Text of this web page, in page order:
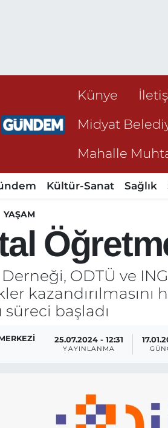
Künye
Midyat
Mahalle
Kültür-Sanat Sağlık
YAŞAM
ODTÜ ve
başladı
25.07.2024 - 12:31
YAYINLANMA